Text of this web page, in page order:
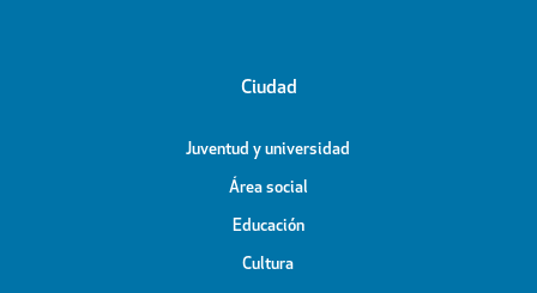
Ciudad
Juventud y universidad
Área social
Educación
Cultura